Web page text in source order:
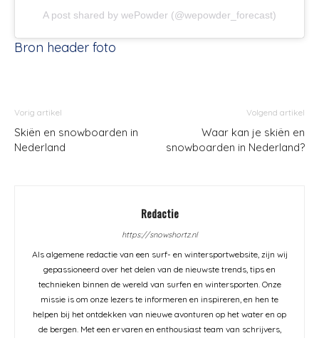
A post shared by wePowder (@wepowder_forecast)
Bron header foto
Vorig artikel
Skiën en snowboarden in
Nederland
Volgend artikel
Waar kan je skiën en
snowboarden in Nederland?
Redactie
https://snowshortz.nl
Als algemene redactie van een surf- en wintersportwebsite, zijn wij
gepassioneerd over het delen van de nieuwste trends, tips en
technieken binnen de wereld van surfen en wintersporten. Onze
missie is om onze lezers te informeren en inspireren, en hen te
helpen bij het ontdekken van nieuwe avonturen op het water en op
de bergen. Met een ervaren en enthousiast team van schrijvers,